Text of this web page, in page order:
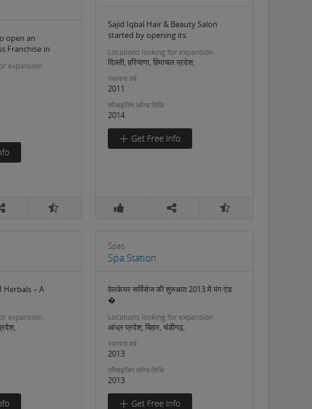
open an
Franchise in
expansion
Sajid Iqbal Hair & Beauty Salon
started by opening its
Locations looking for expansion
दिल्ली, हरियाणा, हिमाचल प्रदेश,
स्थापना वर्ष
2011
फ़्रैंचाइजिंग लॉन्च तिथि
2014
Herbals – A
expansion
Spas
Spa Station
वेलकेयर सर्विसेज की शुरुआत 2013 में यंग एंड
�
Locations looking for expansion
आंध्र प्रदेश, बिहार, चंडीगढ़,
स्थापना वर्ष
2013
फ़्रैंचाइजिंग लॉन्च तिथि
2013